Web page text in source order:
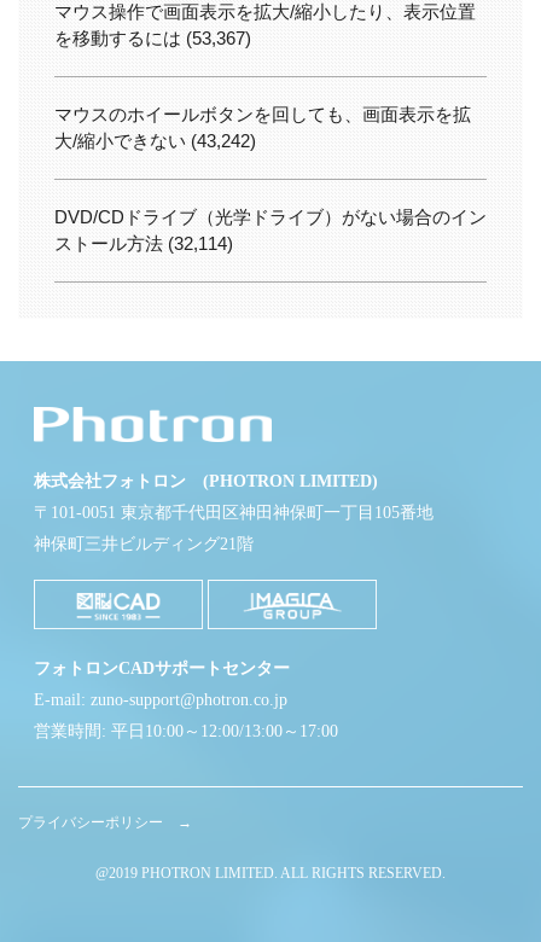
マウス操作で画面表示を拡大/縮小したり、表示位置
を移動するには (53,367)
マウスのホイールボタンを回しても、画面表示を拡
大/縮小できない (43,242)
DVD/CDドライブ（光学ドライブ）がない場合のイン
ストール方法 (32,114)
株式会社フォトロン (PHOTRON LIMITED)
〒101-0051 東京都千代田区神田神保町一丁目105番地
神保町三井ビルディング21階
フォトロンCADサポートセンター
E-mail: zuno-support@photron.co.jp
営業時間: 平日10:00～12:00/13:00～17:00
プライバシーポリシー →
@2019 PHOTRON LIMITED. ALL RIGHTS RESERVED.